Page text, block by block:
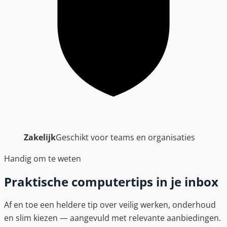
ZakelijkGeschikt voor teams en organisaties
Handig om te weten
Praktische computertips in je inbox
Af en toe een heldere tip over veilig werken, onderhoud
en slim kiezen — aangevuld met relevante aanbiedingen.